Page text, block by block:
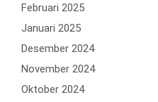
Februari 2025
Januari 2025
Desember 2024
November 2024
Oktober 2024